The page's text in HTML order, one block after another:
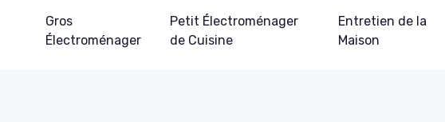
Gros
Électroménager
Petit Électroménager
de Cuisine
Entretien de la
Maison